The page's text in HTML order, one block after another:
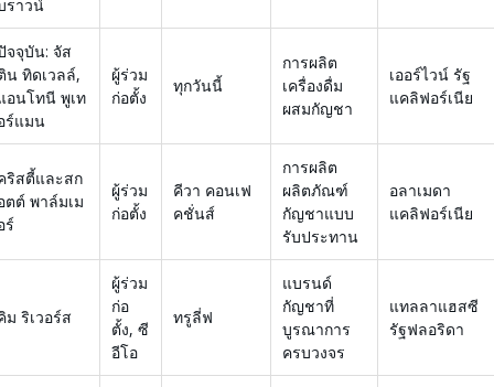
ราวน์
จจุบัน: จัส
น ทิดเวลล์,
อนโทนี พูเท
ร์แมน
ผู้ร่วม
ก่อตั้ง
ทุกวันนี้
การผลิต
เครื่องดื่ม
ผสมกัญชา
เออร์ไวน์ รัฐ
แคลิฟอร์เนีย
ริสตี้และสก
ตต์ พาล์มเม
ร์
ผู้ร่วม
ก่อตั้ง
คีวา คอนเฟ
คชั่นส์
การผลิต
ผลิตภัณฑ์
กัญชาแบบ
รับประทาน
อลาเมดา
แคลิฟอร์เนีย
ม ริเวอร์ส
ผู้ร่วม
ก่อ
ตั้ง, ซี
อีโอ
ทรูลี่ฟ
แบรนด์
กัญชาที่
บูรณาการ
ครบวงจร
แทลลาแฮสซี
รัฐฟลอริดา